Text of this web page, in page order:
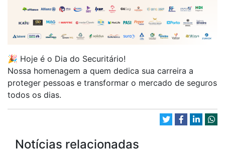
🎉 Hoje é o Dia do Securitário!
Nossa homenagem a quem dedica sua carreira a
proteger pessoas e transformar o mercado de seguros
todos os dias.
Notícias relacionadas